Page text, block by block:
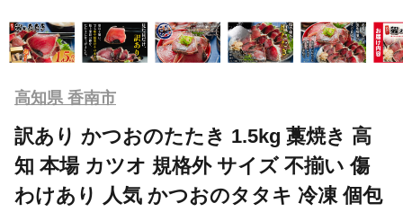
高知県 香南市
訳あり かつおのたたき 1.5kg 藁焼き 高
知 本場 カツオ 規格外 サイズ 不揃い 傷
わけあり 人気 かつおのタタキ 冷凍 個包